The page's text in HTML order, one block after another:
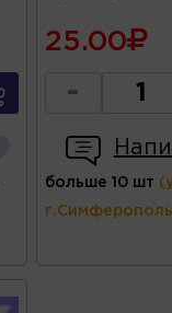
25.00
-
больше 10 шт